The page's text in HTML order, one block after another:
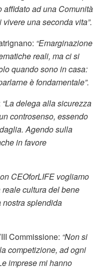
affidato ad una Comunità
una seconda vita”.
“Emarginazione
reali, ma ci si
quando sono in casa:
è fondamentale”.
“La delega alla sicurezza
controsenso, essendo
Agendo sulla
in favore
CEOforLIFE vogliamo
reale cultura del bene
nostra splendida
Commissione: “Non si
competizione, ad ogni
imprese mi hanno